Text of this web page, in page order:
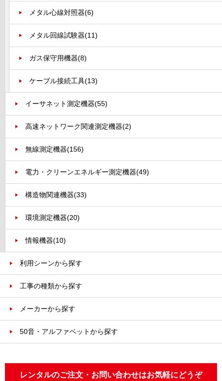
メタル心線対照器(6)
メタル回線試験器(11)
ガス保守用機器(8)
ケーブル接続工具(13)
イーサネット測定機器(55)
高速ネットワーク関連測定機器(2)
無線測定機器(156)
電力・クリーンエネルギー測定機器(49)
構造物関連機器(33)
環境測定機器(20)
情報機器(10)
利用シーンから探す
工事の種類から探す
メーカーから探す
50音・アルファベットから探す
レンタルのご注文・お問い合わせはお気軽にどうぞ